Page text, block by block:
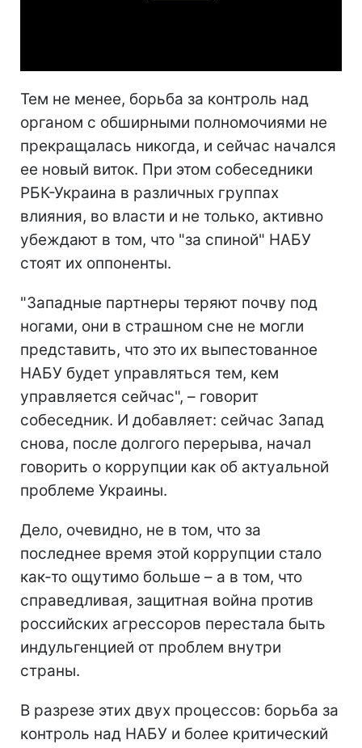
Тем не менее, борьба за контроль над
органом с обширными полномочиями не
прекращалась никогда, и сейчас начался
ее новый виток. При этом собеседники
РБК-Украина в различных группах
влияния, во власти и не только, активно
убеждают в том, что "за спиной" НАБУ
стоят их оппоненты.
"Западные партнеры теряют почву под
ногами, они в страшном сне не могли
представить, что это их выпестованное
НАБУ будет управляться тем, кем
управляется сейчас", – говорит
собеседник. И добавляет: сейчас Запад
снова, после долгого перерыва, начал
говорить о коррупции как об актуальной
проблеме Украины.
Дело, очевидно, не в том, что за
последнее время этой коррупции стало
как-то ощутимо больше – а в том, что
справедливая, защитная война против
российских агрессоров перестала быть
индульгенцией от проблем внутри
страны.
В разрезе этих двух процессов: борьба за
контроль над НАБУ и более критический